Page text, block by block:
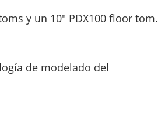
y un 10" PDX100 floor tom.
de modelado del